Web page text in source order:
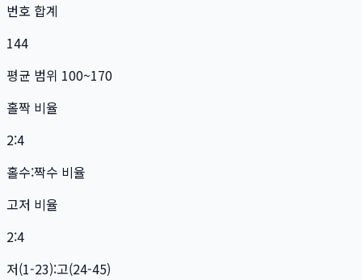
번호 합계
144
평균 범위 100~170
홀짝 비율
2:4
홀수:짝수 비율
고저 비율
2:4
저(1-23):고(24-45)